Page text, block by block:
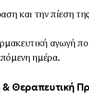
και την πίεση
αγωγή
ημέρα.
& Θεραπευτική